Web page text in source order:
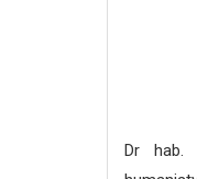
Dr hab.